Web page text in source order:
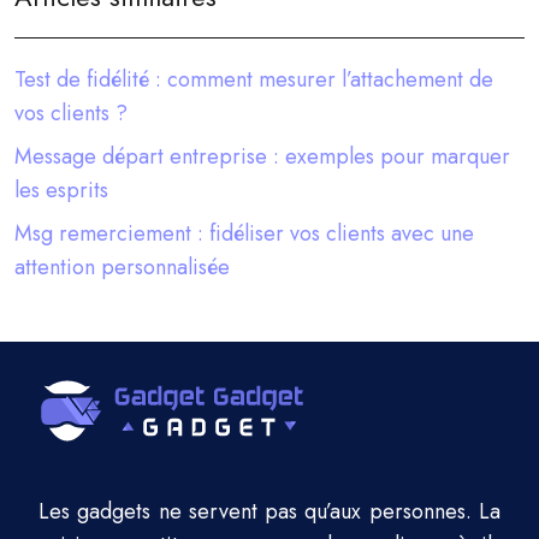
Test de fidélité : comment mesurer l’attachement de
vos clients ?
Message départ entreprise : exemples pour marquer
les esprits
Msg remerciement : fidéliser vos clients avec une
attention personnalisée
Les gadgets ne servent pas qu’aux personnes. La